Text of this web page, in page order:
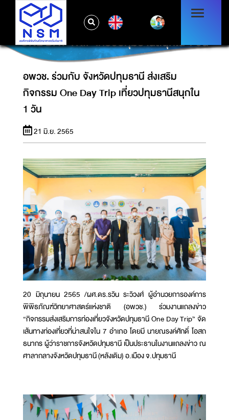
อพวช. ร่วมกับ จังหวัดปทุมธานี ส่งเสริมกิจกรรม
ONE DAY TRIP เที่ยวปทุมธานีสนุกใน 1 วัน
อพวช. ร่วมกับ จังหวัดปทุมธานี ส่งเสริม
กิจกรรม One Day Trip เที่ยวปทุมธานีสนุกใน
1 วัน
21 มิ.ย. 2565
20 มิถุนายน 2565 /ผศ.ดร.รวิน ระวิวงศ์ ผู้อำนวยการองค์การ
พิพิธภัณฑ์วิทยาศาสตร์แห่งชาติ (อพวช.) ร่วมงานแถลงข่าว
“กิจกรรมส่งเสริมการท่องเที่ยวจังหวัดปทุมธานี One Day Trip” จัด
เส้นทางท่องเที่ยวที่น่าสนใจใน 7 อำเภอ โดยมี นายณรงค์ศักดิ์ โอสถ
ธนากร ผู้ว่าราชการจังหวัดปทุมธานี เป็นประธานในงานแถลงข่าว ณ
ศาลากลางจังหวัดปทุมธานี (หลังเดิม) อ.เมือง จ.ปทุมธานี